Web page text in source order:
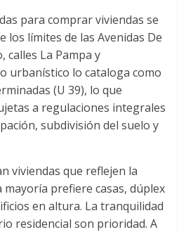
para comprar viviendas se
los límites de las Avenidas De
calles La Pampa y
urbanístico lo cataloga como
(U 39), lo que
a regulaciones integrales
subdivisión del suelo y
viviendas que reflejen la
mayoría prefiere casas, dúplex
en altura. La tranquilidad
residencial son prioridad. A